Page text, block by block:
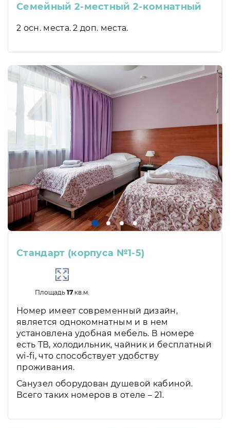
Семейный 2-местный 2-комнатный
2 осн. места. 2 доп. места.
Стандарт (корпуса №1-5)
Площадь 17кв.м.
Номер имеет современный дизайн,
является однокомнатным и в нем
установлена удобная мебель. В номере
есть ТВ, холодильник, чайник и бесплатный
wi-fi, что способствует удобству
проживания.
Санузел оборудован душевой кабиной.
Всего таких номеров в отеле – 21.